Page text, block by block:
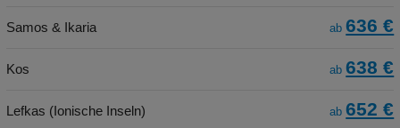
Samos & Ikaria ab 636 €
Kos ab 638 €
Lefkas (Ionische Inseln) ab 652 €